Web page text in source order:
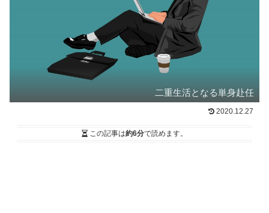
二重生活となる単身赴任
2020.12.27
この記事は約6分で読めます。